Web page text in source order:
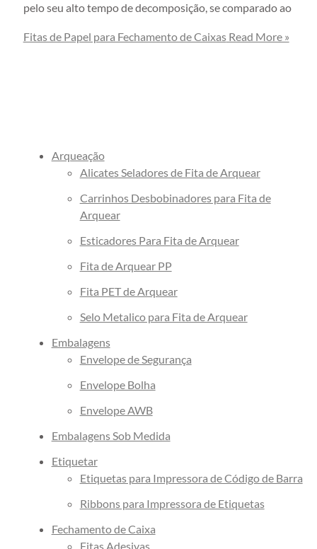
Envelope de Segurança
Arqueação
Alicates Seladores de Fita de Arquear
Carrinhos Desbobinadores para Fita de
Arquear
Esticadores Para Fita de Arquear
Fita de Arquear PP
Fita PET de Arquear
Selo Metalico para Fita de Arquear
Embalagens
Envelope de Segurança
Envelope Bolha
Envelope AWB
Embalagens Sob Medida
Etiquetar
Etiquetas para Impressora de Código de Barra
Ribbons para Impressora de Etiquetas
Fechamento de Caixa
Fitas Adesivas
pelo seu alto tempo de decomposição, se comparado ao
Fitas de Papel para Fechamento de CaixasRead More »